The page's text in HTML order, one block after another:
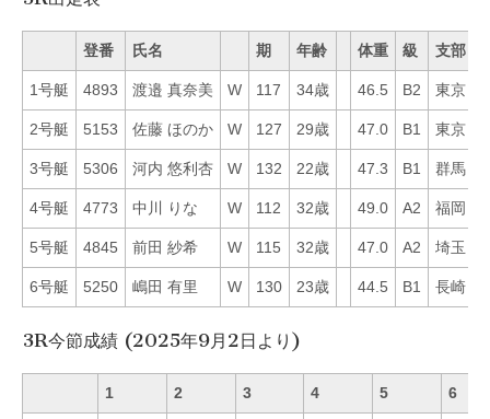
登番 氏名 期 年齢 体重 級 支部
1号艇 4893 渡邉 真奈美 W 117 34歳 46.5 B2 東京
2号艇 5153 佐藤 ほのか W 127 29歳 47.0 B1 東京
3号艇 5306 河内 悠利杏 W 132 22歳 47.3 B1 群馬
4号艇 4773 中川 りな W 112 32歳 49.0 A2 福岡
5号艇 4845 前田 紗希 W 115 32歳 47.0 A2 埼玉
6号艇 5250 嶋田 有里 W 130 23歳 44.5 B1 長崎
3R今節成績 (2025年9月2日より)
1 2 3 4 5 6